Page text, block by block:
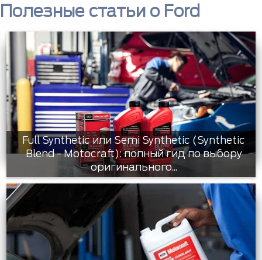
Полезные статьи о Ford
Full Synthetic или Semi Synthetic (Synthetic
Blend - Motocraft): полный гид по выбору
оригинального...